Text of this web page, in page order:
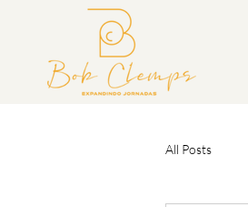
All Posts